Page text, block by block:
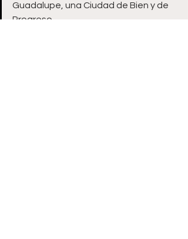
Guadalupe, una Ciudad de Bien y de
Progreso.